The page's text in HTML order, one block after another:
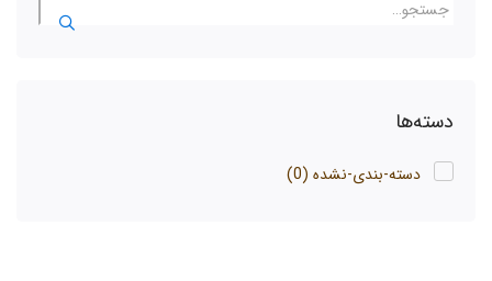
دسته‌ها
دسته-بندی-نشده (0)